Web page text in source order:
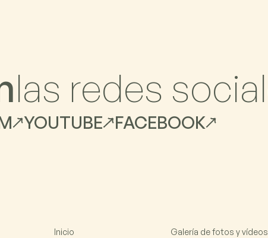
las redes social
YOUTUBE FACEBOOK
Inicio Galería de fotos y vídeos